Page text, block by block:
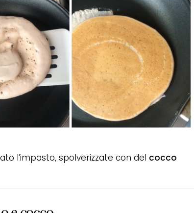
l’impasto, spolverizzate con del cocco